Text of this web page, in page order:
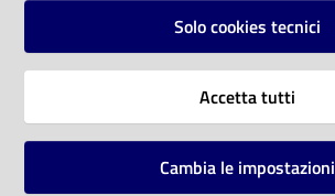
Vai alla pagina
Solo cookies tecnici
Accetta tutti
Cambia le impostazioni